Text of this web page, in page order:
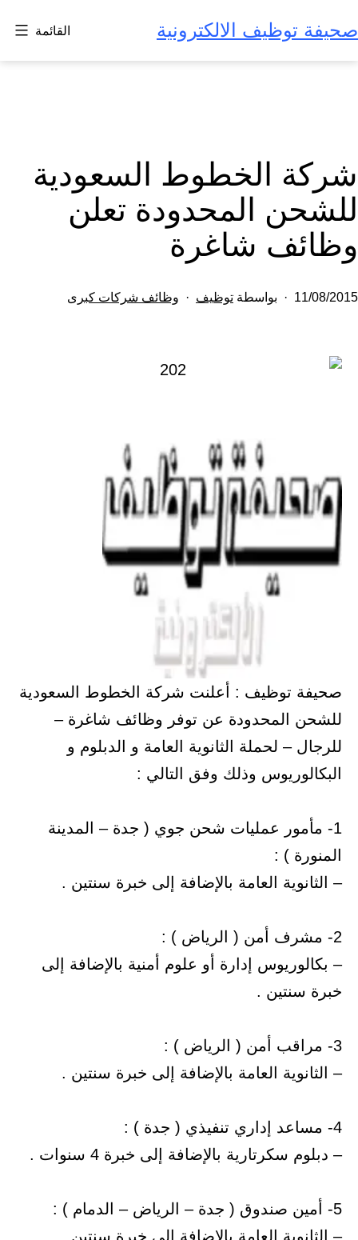
إلى
المحتوى
صحيفة توظيف الالكترونية القائمة
شركة الخطوط السعودية
للشحن المحدودة تعلن
وظائف شاغرة
تم
11/08/2015 بواسطة توظيف
مصنف
وظائف شركات كبرى
صحيفة توظيف : أعلنت شركة الخطوط السعودية
للشحن المحدودة عن توفر وظائف شاغرة –
للرجال – لحملة الثانوية العامة و الدبلوم و
البكالوريوس وذلك وفق التالي :
1- مأمور عمليات شحن جوي ( جدة – المدينة
المنورة ) :
– الثانوية العامة بالإضافة إلى خبرة سنتين .
2- مشرف أمن ( الرياض ) :
– بكالوريوس إدارة أو علوم أمنية بالإضافة إلى
خبرة سنتين .
3- مراقب أمن ( الرياض ) :
– الثانوية العامة بالإضافة إلى خبرة سنتين .
4- مساعد إداري تنفيذي ( جدة ) :
– دبلوم سكرتارية بالإضافة إلى خبرة 4 سنوات .
5- أمين صندوق ( جدة – الرياض – الدمام ) :
– الثانوية العامة بالإضافة إلى خبرة سنتين .